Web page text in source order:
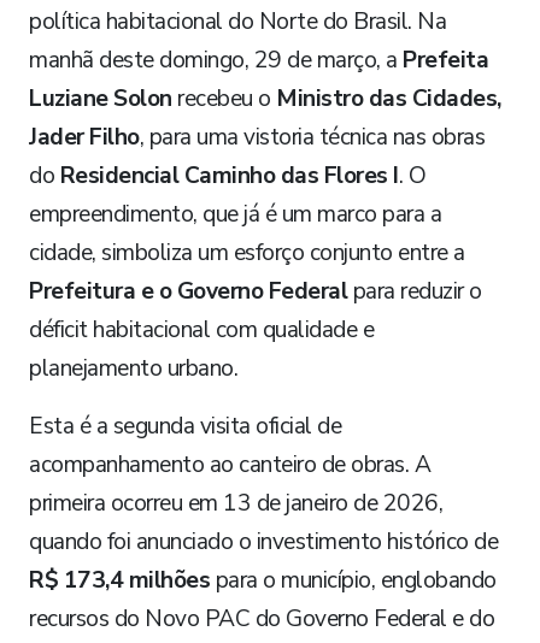
política habitacional do Norte do Brasil. Na
manhã deste domingo, 29 de março, a Prefeita
Luziane Solon recebeu o Ministro das Cidades,
Jader Filho, para uma vistoria técnica nas obras
do Residencial Caminho das Flores I. O
empreendimento, que já é um marco para a
cidade, simboliza um esforço conjunto entre a
Prefeitura e o Governo Federalpara reduzir o
déficit habitacional com qualidade e
planejamento urbano.
Esta é a segunda visita oficial de
acompanhamento ao canteiro de obras. A
primeira ocorreu em 13 de janeiro de 2026,
quando foi anunciado o investimento histórico de
R$ 173,4 milhões para o município, englobando
recursos do Novo PAC do Governo Federal e do